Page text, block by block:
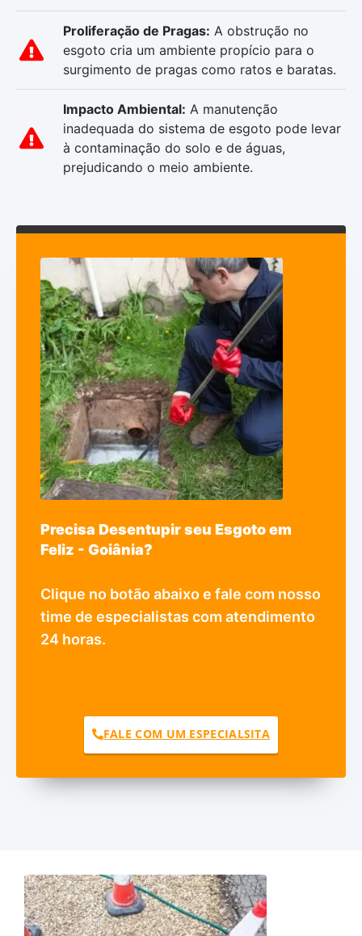
Proliferação de Pragas: A obstrução no
esgoto cria um ambiente propício para o
surgimento de pragas como ratos e baratas.
Impacto Ambiental: A manutenção
inadequada do sistema de esgoto pode levar
à contaminação do solo e de águas,
prejudicando o meio ambiente.
Precisa Desentupir seu Esgoto em
Feliz - Goiânia?
Clique no botão abaixo e fale com nosso
time de especialistas com atendimento
24 horas.
FALE COM UM ESPECIALSITA